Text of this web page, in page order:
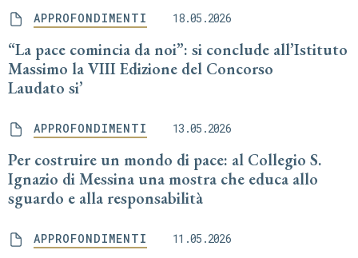
APPROFONDIMENTI 18.05.2026
“La pace comincia da noi”: si conclude all’Istituto
Massimo la VIII Edizione del Concorso
Laudato si’
APPROFONDIMENTI 13.05.2026
Per costruire un mondo di pace: al Collegio S.
Ignazio di Messina una mostra che educa allo
sguardo e alla responsabilità
APPROFONDIMENTI 11.05.2026